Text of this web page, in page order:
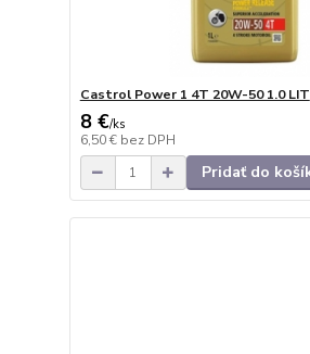
Castrol Power 1 4T 20W-50 1.0 LIT
8 €/ks
6,50 € bez DPH
Pridať do